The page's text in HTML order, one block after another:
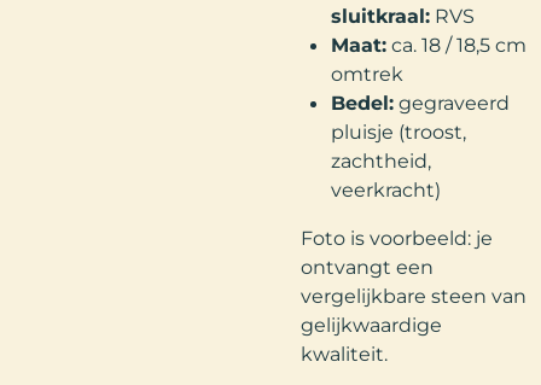
sluitkraal:RVS
Maat:ca. 18 / 18,5 cm
omtrek
Bedel:gegraveerd
pluisje (troost,
zachtheid,
veerkracht)
Foto is voorbeeld: je
ontvangt een
vergelijkbare steen van
gelijkwaardige
kwaliteit.